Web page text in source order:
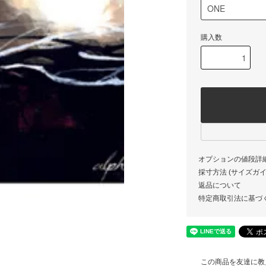
購入数
オプションの値段詳
採寸方法 (サイズガ
返品について
特定商取引法に基づ
この商品を友達に